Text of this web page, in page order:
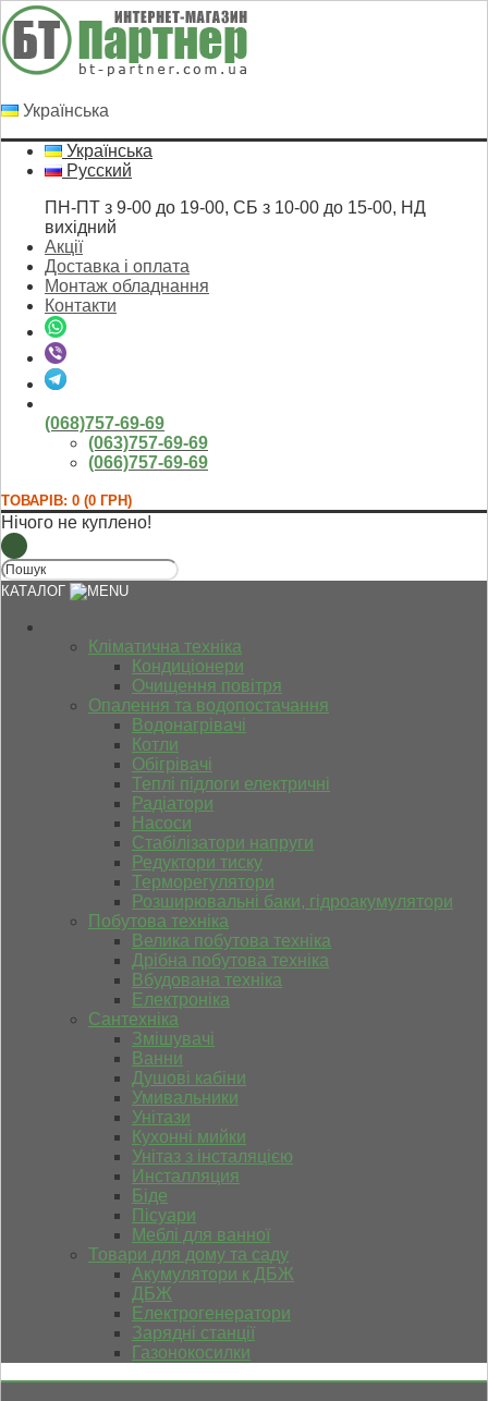
Українська
Українська
Русский
ПН-ПТ з 9-00 до 19-00, СБ з 10-00 до 15-00, НД
вихідний
Акції
Доставка і оплата
Монтаж обладнання
Контакти
(068)757-69-69
(063)757-69-69
(066)757-69-69
ТОВАРІВ: 0 (0 ГРН)
Нічого не куплено!
КАТАЛОГ
Кліматична техніка
Кондиціонери
Очищення повітря
Опалення та водопостачання
Водонагрівачі
Котли
Обігрівачі
Теплі підлоги електричні
Радіатори
Насоси
Стабілізатори напруги
Редуктори тиску
Терморегулятори
Розширювальні баки, гідроакумулятори
Побутова техніка
Велика побутова техніка
Дрібна побутова техніка
Вбудована техніка
Електроніка
Сантехніка
Змішувачі
Ванни
Душові кабіни
Умивальники
Унітази
Кухонні мийки
Унітаз з інсталяцією
Инсталляция
Біде
Пісуари
Меблі для ванної
Товари для дому та саду
Акумулятори к ДБЖ
ДБЖ
Електрогенератори
Зарядні станції
Газонокосилки